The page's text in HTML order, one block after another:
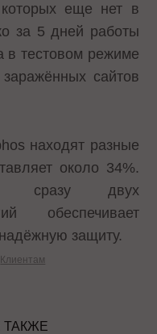
еще нет в
за 5 дней работы
в тестовом режиме
сайтов
находят разные
около 34%.
сразу двух
обеспечивает
защиту.
Клиентам
ТАКЖЕ